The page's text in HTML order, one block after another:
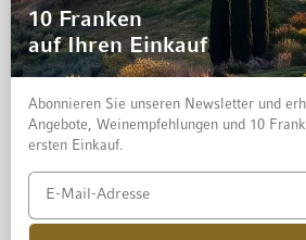
Datenschutz und Disclaimer
10 Franken
auf Ihren Einkauf
Abonnieren Sie unseren Newsletter und
Angebote, Weinempfehlungen und 10
ersten Einkauf.